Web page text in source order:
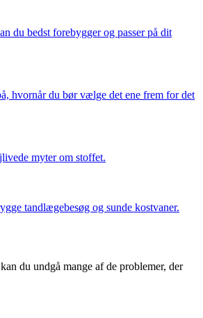
du bedst forebygger og passer på dit
hvornår du bør vælge det ene frem for det
myter om stoffet.
tandlægebesøg og sunde kostvaner.
du undgå mange af de problemer, der